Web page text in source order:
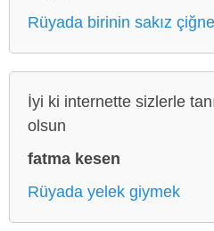
Rüyada birinin sakız
İyi ki internette sizlerle
olsun
fatma kesen
Rüyada yelek giymek